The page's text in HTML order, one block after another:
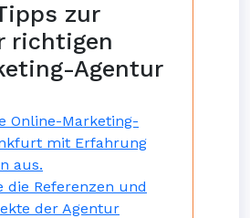
zur
richtigen
Agentur
Online-Marketing-
mit Erfahrung
aus.
die Referenzen und
der Agentur